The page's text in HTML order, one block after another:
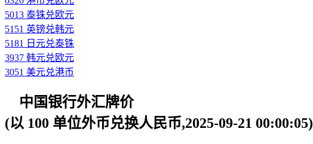
5013 泰铢兑欧元
5151 英镑兑韩元
5181 日元兑泰铢
3937 韩元兑欧元
3051 美元兑港币
中国银行外汇牌价
(以 100 单位外币兑换人民币,2025-09-21 00:00:05)